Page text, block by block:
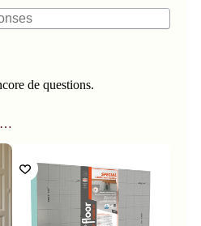
de questions.